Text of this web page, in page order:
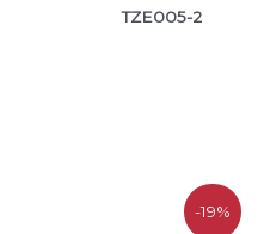
TZE005-2
-19%